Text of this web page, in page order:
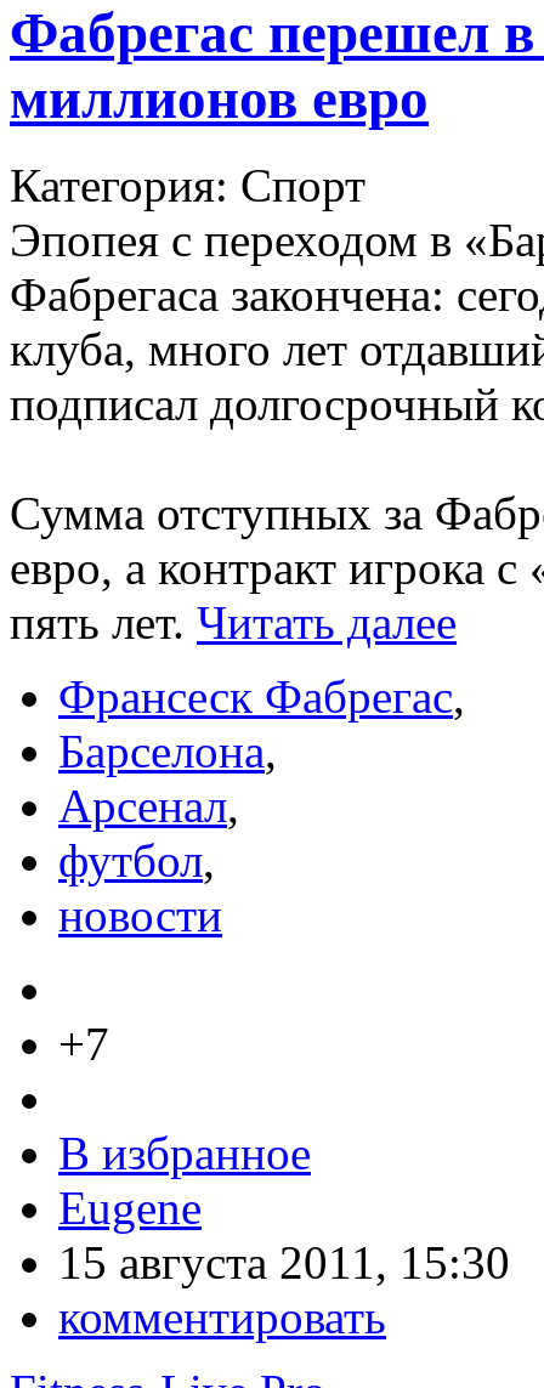
Фабрегас перешел
миллионов евро
Категория: Спорт
Эпопея с переходом в
Фабрегаса закончена:
клуба, много лет
подписал долгосрочный
Сумма отступных за
евро, а контракт игрока
пять лет. Читать далее
Франсеск Фабрегас,
Барселона,
Арсенал,
футбол,
новости
+7
В избранное
Eugene
15 августа 2011, 15:30
комментировать